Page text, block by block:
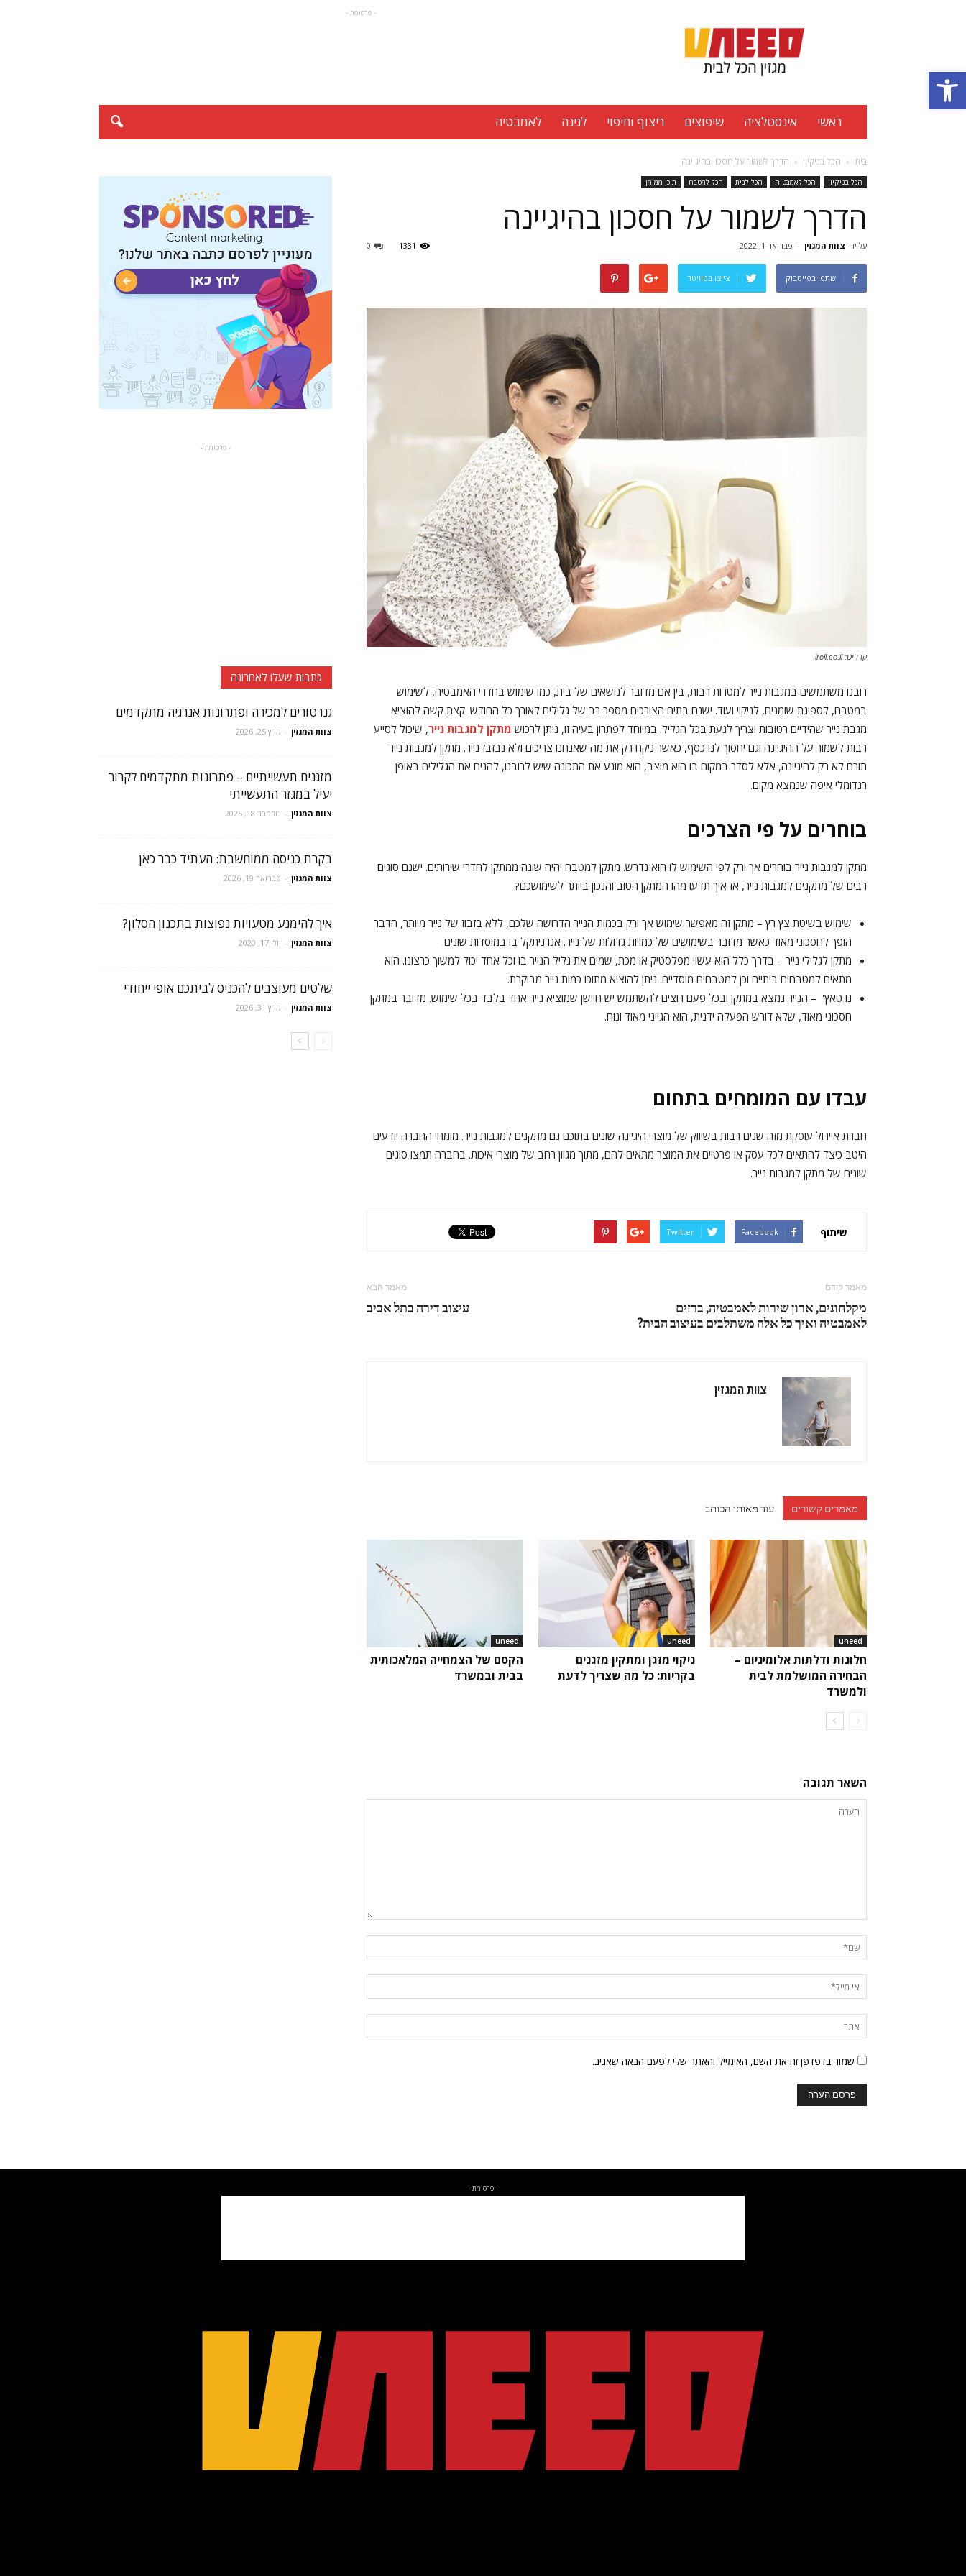
פתח סרגל נגישות
Uneed
- פרסומת -
ראשי אינסטלציה שיפוצים ריצוף וחיפוי לגינה לאמבטיה
בית הכל בניקיון הדרך לשמור על חסכון בהיגיינה
הכל בניקיון הכל לאמבטיה הכל לבית הכל למטבח תוכן ממומן
הדרך לשמור על חסכון בהיגיינה
על ידי צוות המגזין - פברואר 1, 2022 0 1331
שתפו בפייסבוק צייצו בטוויטר
קרדיט: iroll.co.il
רובנו משתמשים במגבות נייר למטרות רבות, בין אם מדובר לנושאים של בית, כמו שימוש בחדרי האמבטיה, לשימוש
במטבח, לספיגת שומנים, לניקוי ועוד. ישנם בתים הצורכים מספר רב של גלילים לאורך כל החודש. קצת קשה להוציא
מגבת נייר שהידיים רטובות וצריך לגעת בכל הגליל. במיוחד לפתרון בעיה זו, ניתן לרכוש מתקן למגבות נייר, שיכול לסייע
רבות לשמור על ההיגיינה וגם יחסוך לנו כסף, כאשר ניקח רק את מה שאנחנו צריכים ולא נבזבז נייר. מתקן למגבות נייר
תורם לא רק להיגיינה, אלא לסדר במקום בו הוא מוצב, הוא מונע את התכונה שיש לרובנו, להניח את הגלילים באופן
רנדומלי איפה שנמצא מקום.
בוחרים על פי הצרכים
מתקן למגבות נייר בוחרים אך ורק לפי השימוש לו הוא נדרש. מתקן למטבח יהיה שונה ממתקן לחדרי שירותים. ישנם סוגים
רבים של מתקנים למגבות נייר, אז איך תדעו מהו המתקן הטוב והנכון ביותר לשימושכם?
שימוש בשיטת צץ רץ – מתקן זה מאפשר שימוש אך ורק בכמות הנייר הדרושה שלכם, ללא בזבוז של נייר מיותר, הדבר
הופך לחסכוני מאוד כאשר מדובר בשימושים של כמויות גדולות של נייר. אנו ניתקל בו במוסדות שונים.
מתקן לגלילי נייר – בדרך כלל הוא עשוי מפלסטיק או מכת, שמים את גליל הנייר בו וכל אחד יכול למשוך כרצונו. הוא
מתאים למטבחים ביתיים וכן למטבחים מוסדיים. ניתן להוציא מתוכו כמות נייר מבוקרת.
נו טאץ' – הנייר נמצא במתקן ובכל פעם רוצים להשתמש יש חיישן שמוציא נייר אחד בלבד בכל שימוש. מדובר במתקן
חסכוני מאוד, שלא דורש הפעלה ידנית, הוא הגייני מאוד ונוח.
עבדו עם המומחים בתחום
חברת איירול עוסקת מזה שנים רבות בשיווק של מוצרי היגיינה שונים בתוכם גם מתקנים למגבות נייר. מומחי החברה יודעים
היטב כיצד להתאים לכל עסק או פרטיים את המוצר מתאים להם, מתוך מגוון רחב של מוצרי איכות. בחברה תמצו סוגים
שונים של מתקן למגבות נייר.
שיתוף Facebook
Twitter
מאמר קודם
מקלחונים, ארון שירות לאמבטיה, ברזים
לאמבטיה ואיך כל אלה משתלבים בעיצוב הבית?
מאמר הבא
עיצוב דירה בתל אביב
צוות המגזין
מאמרים קשורים עוד מאותו הכותב
uneed
חלונות ודלתות אלומיניום –
הבחירה המושלמת לבית
ולמשרד
uneed
ניקוי מזגן ומתקין מזגנים
בקריות: כל מה שצריך לדעת
uneed
הקסם של הצמחייה המלאכותית
בבית ובמשרד
השאר תגובה
שמור בדפדפן זה את השם, האימייל והאתר שלי לפעם הבאה שאגיב.
- פרסומת -
כתבות שעלו לאחרונה
גנרטורים למכירה ופתרונות אנרגיה מתקדמים
צוות המגזין - מרץ 25, 2026
מזגנים תעשייתיים – פתרונות מתקדמים לקרור
יעיל במגזר התעשייתי
צוות המגזין - נובמבר 18, 2025
בקרת כניסה ממוחשבת: העתיד כבר כאן
צוות המגזין - פברואר 19, 2026
איך להימנע מטעויות נפוצות בתכנון הסלון?
צוות המגזין - יולי 17, 2020
שלטים מעוצבים להכניס לביתכם אופי ייחודי
צוות המגזין - מרץ 31, 2026
- פרסומת -